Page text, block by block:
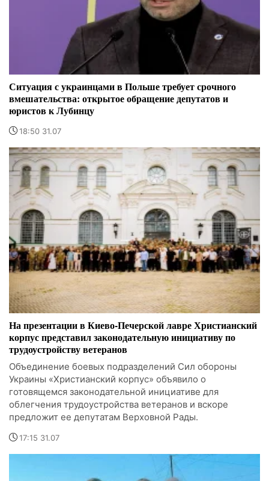
Ситуация с украинцами в Польше требует срочного
вмешательства: открытое обращение депутатов и
юристов к Лубинцу
18:50 31.07
На презентации в Киево-Печерской лавре Христианский
корпус представил законодательную инициативу по
трудоустройству ветеранов
Объединение боевых подразделений Сил обороны
Украины «Христианский корпус» объявило о
готовящемся законодательной инициативе для
облегчения трудоустройства ветеранов и вскоре
предложит ее депутатам Верховной Рады.
17:15 31.07